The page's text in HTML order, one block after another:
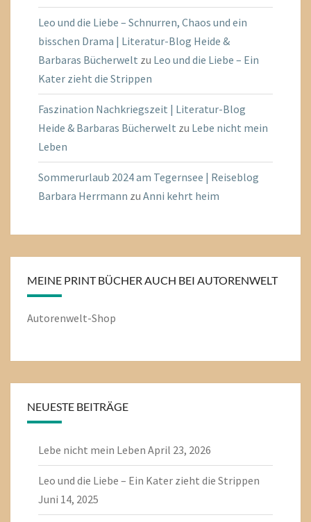
Leo und die Liebe – Schnurren, Chaos und ein
bisschen Drama | Literatur-Blog Heide &
Barbaras Bücherwelt zu Leo und die Liebe – Ein
Kater zieht die Strippen
Faszination Nachkriegszeit | Literatur-Blog
Heide & Barbaras Bücherwelt zu Lebe nicht mein
Leben
Sommerurlaub 2024 am Tegernsee | Reiseblog
Barbara Herrmann zu Anni kehrt heim
MEINE PRINT BÜCHER AUCH BEI AUTORENWELT
Autorenwelt-Shop
NEUESTE BEITRÄGE
Lebe nicht mein Leben April 23, 2026
Leo und die Liebe – Ein Kater zieht die Strippen
Juni 14, 2025